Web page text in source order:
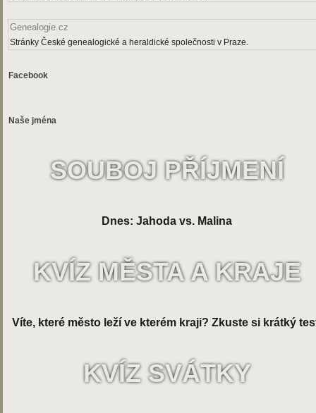
Genealogie.cz
Stránky České genealogické a heraldické společnosti v Praze.
Facebook
Naše jména
SOUBOJ PŘÍJMENÍ
Dnes: Jahoda vs. Malina
KVÍZ MĚSTA A KRAJE
Víte, které město leží ve kterém kraji? Zkuste si krátký
KVÍZ SVÁTKY